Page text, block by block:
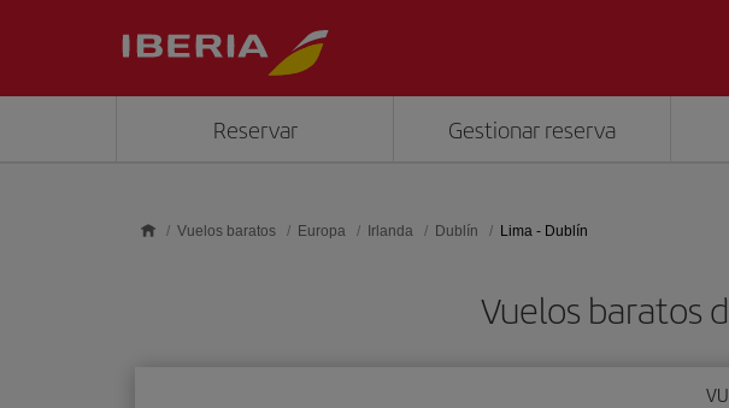
Reservar Gestionar reserva
Vuelos baratos Europa Irlanda Dublín Lima - Dublín
Vuelos baratos